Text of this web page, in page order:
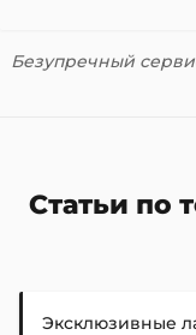
Безупречный
Статьи по
Эксклюзивные